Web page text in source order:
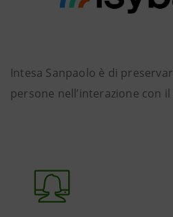
Intesa Sanpaolo è di
persone nell’interazione con